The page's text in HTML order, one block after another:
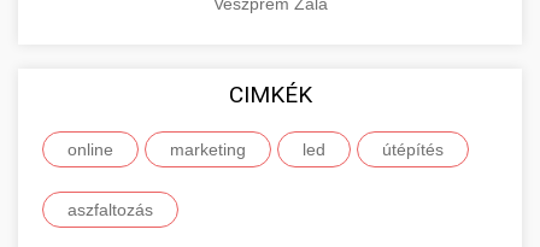
CIMKÉK
online marketing led útépítés
aszfaltozás